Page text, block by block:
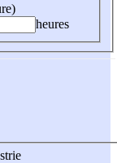
heures